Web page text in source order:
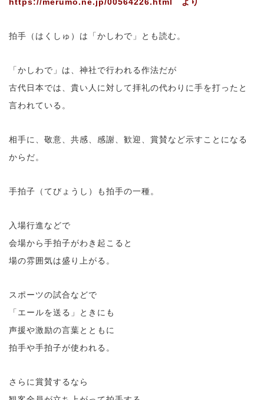
拍手（はくしゅ）は「かしわで」とも読む。
「かしわで」は、神社で行われる作法だが
古代日本では、貴い人に対して拝礼の代わりに手を打ったと
言われている。
相手に、敬意、共感、感謝、歓迎、賞賛など示すことになる
からだ。
手拍子（てびょうし）も拍手の一種。
入場行進などで
会場から手拍子がわき起こると
場の雰囲気は盛り上がる。
スポーツの試合などで
「エールを送る」ときにも
声援や激励の言葉とともに
拍手や手拍子が使われる。
さらに賞賛するなら